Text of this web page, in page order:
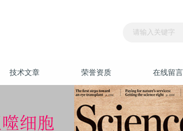
技术文章 荣誉资质 在线留言